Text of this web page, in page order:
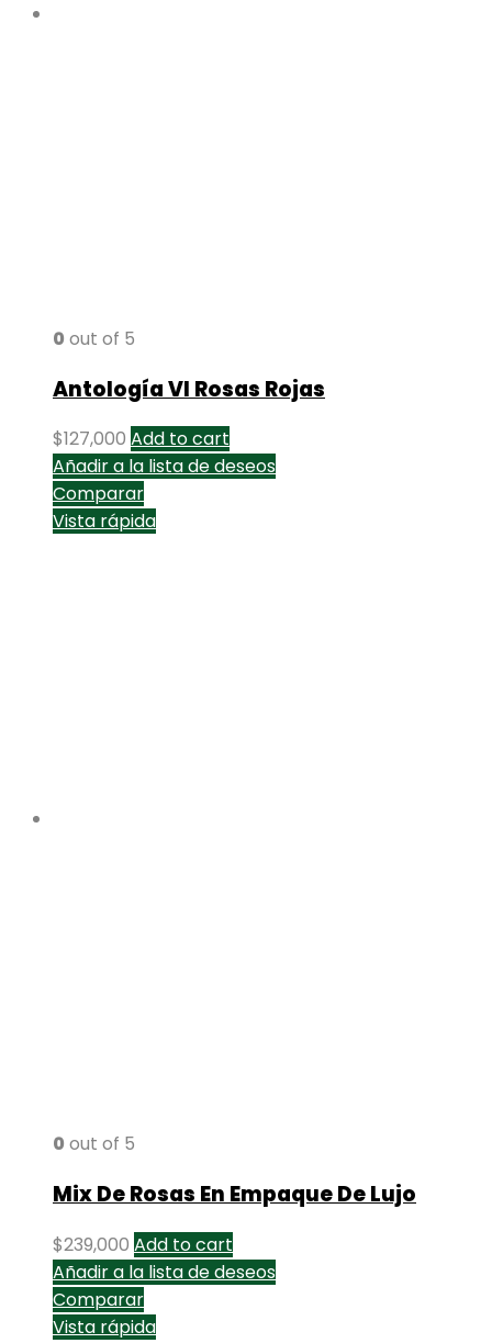
0 out of 5
Antología VI Rosas Rojas
$127,000 Add to cart
Añadir a la lista de deseos
Comparar
Vista rápida
0 out of 5
Mix De Rosas En Empaque De Lujo
$239,000 Add to cart
Añadir a la lista de deseos
Comparar
Vista rápida